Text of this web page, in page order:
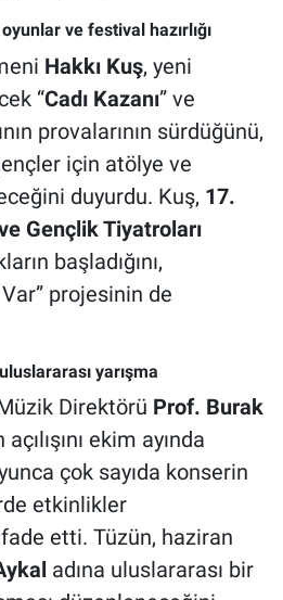
ve festival hazırlığı
Hakkı Kuş, yeni
“Cadı Kazanı” ve
provalarının sürdüğünü,
için atölye ve
duyurdu. Kuş, 17.
Gençlik Tiyatroları
başladığını,
projesinin de
yarışma
Direktörü Prof. Burak
ekim ayında
çok sayıda konserin
etkinlikler
etti. Tüzün, haziran
adına uluslararası bir